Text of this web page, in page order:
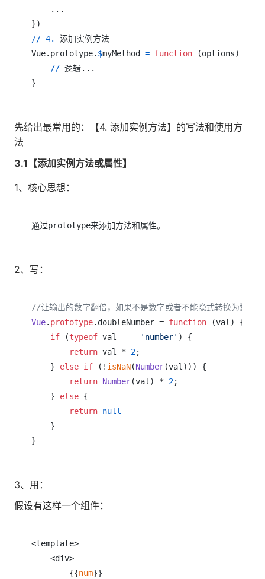
})
// 4.
添加实例方法
Vue.prototype. $myMethod = function (options)
//
}
先给出最常用的：【4. 添加实例方法】的写法和使用方
法
3.1【添加实例方法或属性】
1、核心思想：
通过prototype来添加方法和属性。
2、写：
//让输出的数字翻倍，如果不是数字或者不能隐式转换为数字
Vue. prototype. doubleNumber = function (val ) {
if (typeof val === 'number' ) {
return val * 2;
    }
else if (! isNaN(Number(val))) {
return Number(val) * 2;
    }
else {
return null
    }
}
3、用：
假设有这样一个组件：
<template>
    <div>
        {{
num}}